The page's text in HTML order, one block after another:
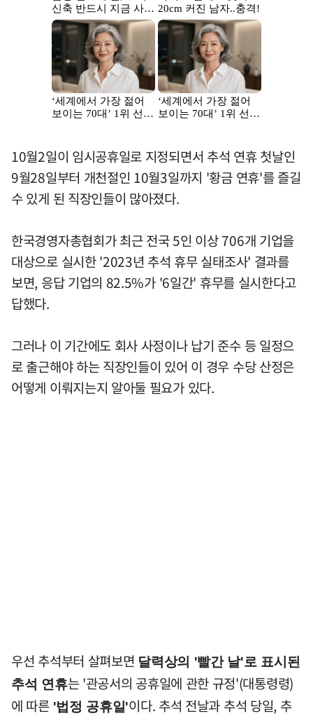
10월2일이 임시공휴일로 지정되면서 추석 연휴 첫날인
9월28일부터 개천절인 10월3일까지 '황금 연휴'를 즐길
수 있게 된 직장인들이 많아졌다.
한국경영자총협회가 최근 전국 5인 이상 706개 기업을
대상으로 실시한 '2023년 추석 휴무 실태조사' 결과를
보면, 응답 기업의 82.5%가 '6일간' 휴무를 실시한다고
답했다.
그러나 이 기간에도 회사 사정이나 납기 준수 등 일정으
로 출근해야 하는 직장인들이 있어 이 경우 수당 산정은
어떻게 이뤄지는지 알아둘 필요가 있다.
우선 추석부터 살펴보면 달력상의 '빨간 날'로 표시된
추석 연휴는 '관공서의 공휴일에 관한 규정'(대통령령)
에 따른 '법정 공휴일'이다. 추석 전날과 추석 당일, 추